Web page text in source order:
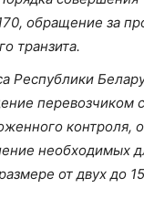
обращение за
транзита.
Республики
перевозчиком
контроля,
необходимых
от двух до